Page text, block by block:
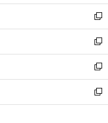
開
く
ウ
で
開
く
ン
ド
ウ
で
開
く
ウ
ィ
ン
ド
ウ
で
開
く
し
い
ウ
ィ
ン
ド
ウ
で
開
新
し
い
ウ
ィ
ン
ド
ウ
新
し
い
ウ
ィ
ン
新
し
い
ウ
新
し